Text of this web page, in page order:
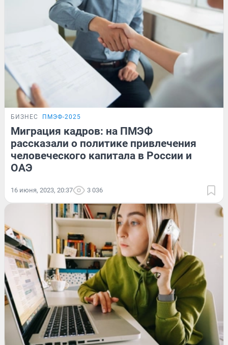
БИЗНЕС ПМЭФ-2025
Миграция кадров: на ПМЭФ
рассказали о политике привлечения
человеческого капитала в России и
ОАЭ
16 июня, 2023, 20:37 3 036